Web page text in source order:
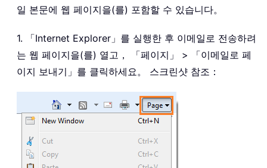
일 본문에 웹 페이지을(를) 포함할 수 있습니다。
1. 「Internet Explorer」를 실행한 후 이메일로 전송하려
는 웹 페이지을(를) 열고， 「페이지」 > 「이메일로 페
이지 보내기」를 클릭하세요。 스크린샷 참조：